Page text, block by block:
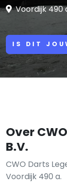
Voordijk 490
IS DIT
Over
B.V.
CWO Darts
Voordijk 490 a.